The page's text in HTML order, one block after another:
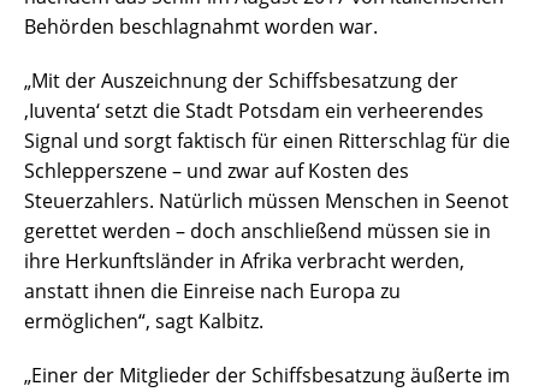
Behörden beschlagnahmt worden war.
„Mit der Auszeichnung der Schiffsbesatzung der
,Iuventa‘ setzt die Stadt Potsdam ein verheerendes
Signal und sorgt faktisch für einen Ritterschlag für die
Schlepperszene – und zwar auf Kosten des
Steuerzahlers. Natürlich müssen Menschen in Seenot
gerettet werden – doch anschließend müssen sie in
ihre Herkunftsländer in Afrika verbracht werden,
anstatt ihnen die Einreise nach Europa zu
ermöglichen“, sagt Kalbitz.
„Einer der Mitglieder der Schiffsbesatzung äußerte im